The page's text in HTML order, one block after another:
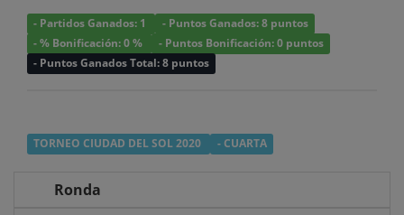
- Partidos Ganados: 1
- Puntos Ganados: 8 puntos
- % Bonificación: 0 %
- Puntos Bonificación: 0 puntos
- Puntos Ganados Total: 8 puntos
TORNEO CIUDAD DEL SOL 2020 - CUARTA
Ronda